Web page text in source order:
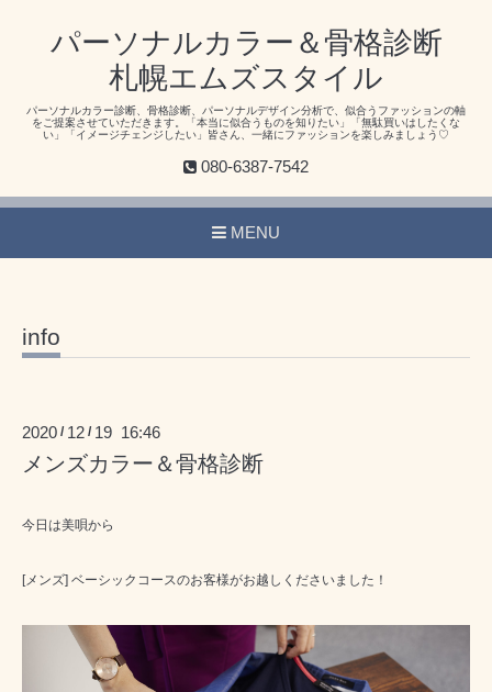
パーソナルカラー＆骨格診断
札幌エムズスタイル
パーソナルカラー診断、骨格診断、パーソナルデザイン分析で、似合うファッションの軸
をご提案させていただきます。「本当に似合うものを知りたい」「無駄買いはしたくな
い」「イメージチェンジしたい」皆さん、一緒にファッションを楽しみましょう♡
080-6387-7542
MENU
info
2020 / 12 / 19 16:46
メンズカラー＆骨格診断
今日は美唄から
[メンズ] ベーシックコースのお客様がお越しくださいました！